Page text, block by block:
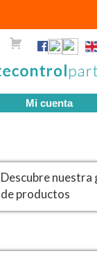
Mi cuenta
Descubre nuestra
de productos